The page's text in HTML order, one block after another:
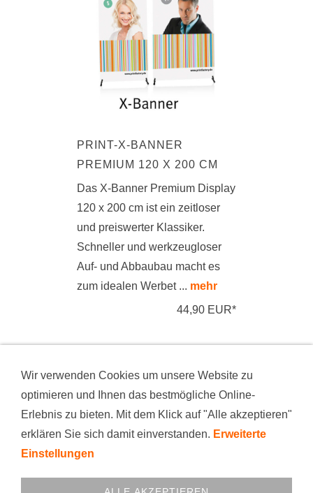
PRINT-X-BANNER
PREMIUM 120 X 200 CM
Das X-Banner Premium Display
120 x 200 cm ist ein zeitloser
und preiswerter Klassiker.
Schneller und werkzeugloser
Auf- und Abbaubau macht es
zum idealen Werbet ... mehr
44,90 EUR*
Versand
KONTAKT PRODUKTION
BEZAHLARTEN
VERSAND
NEWS
DATENSCHUTZ
WIDERRUFSRECHT
© 1999 - 2025 printfactory GmbH
Wir verwenden Cookies um unsere Website zu
optimieren und Ihnen das bestmögliche Online-
Erlebnis zu bieten. Mit dem Klick auf "Alle akzeptieren"
erklären Sie sich damit einverstanden. Erweiterte
Einstellungen